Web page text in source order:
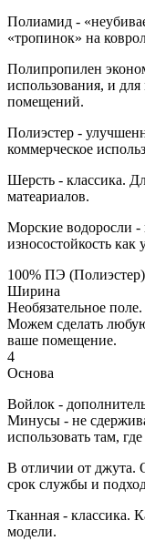
Полиамид -
«тропинок» на
Полипропилен
использования, и
помещений.
Полиэстер -
коммерческое
Шерсть - классика.
матеариалов.
Морские водоросли -
износостойкость как
100% ПЭ (Полиэстер)
Ширина
Необязательное
Можем сделать
ваше помещение.
4
Основа
Войлок -
Минусы - не
использовать там,
В отличии от джута.
срок службы и
Тканная - классика.
модели.